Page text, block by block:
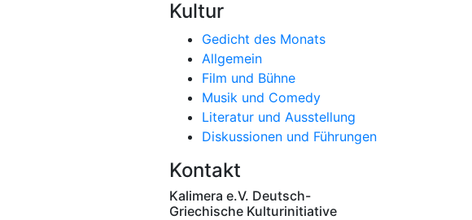
Kultur
Gedicht des Monats
Allgemein
Film und Bühne
Musik und Comedy
Literatur und Ausstellung
Diskussionen und Führungen
Kontakt
Kalimera e.V. Deutsch-
Griechische Kulturinitiative